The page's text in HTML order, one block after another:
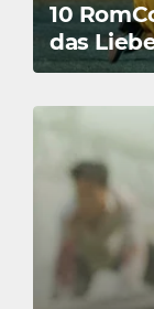
10
das